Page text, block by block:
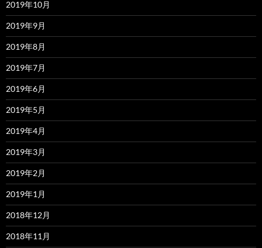
2019年10月
2019年9月
2019年8月
2019年7月
2019年6月
2019年5月
2019年4月
2019年3月
2019年2月
2019年1月
2018年12月
2018年11月